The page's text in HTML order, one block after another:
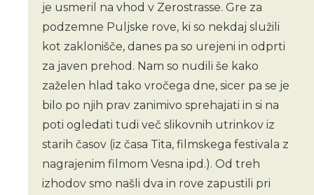
je usmeril na vhod v Zerostrasse. Gre za
podzemne Puljske rove, ki so nekdaj služili
kot zaklonišče, danes pa so urejeni in odprti
za javen prehod. Nam so nudili še kako
zaželen hlad tako vročega dne, sicer pa se je
bilo po njih prav zanimivo sprehajati in si na
poti ogledati tudi več slikovnih utrinkov iz
starih časov (iz časa Tita, filmskega festivala z
nagrajenim filmom Vesna ipd.). Od treh
izhodov smo našli dva in rove zapustili pri